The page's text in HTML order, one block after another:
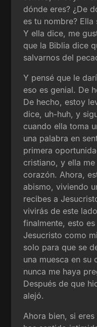
dónde eres? ¿De
es tu nombre?
Y ella dice, me
que la Biblia dice
salvarnos del
Y pensé que le
eso es genial. De
De hecho, estoy
dice, uh-huh, y
cuando ella toma
una palabra en
primera
cristiano, y ella
corazón. Ahora,
abismo, viviendo
recibes a
vivirás de este
finalmente, esto
Jesucristo como
solo para que se
una muesca en su
nunca me haya
Después de que
alejó.
Ahora bien, si